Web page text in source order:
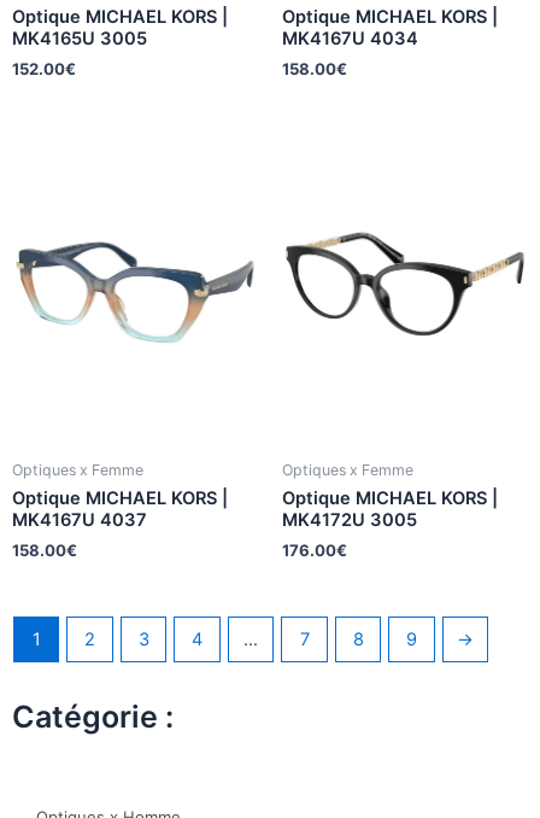
Optique MICHAEL KORS |
MK4165U 3005
152.00€
Optique MICHAEL KORS |
MK4167U 4034
158.00€
Optiques x Femme
Optique MICHAEL KORS |
MK4167U 4037
158.00€
Optiques x Femme
Optique MICHAEL KORS |
MK4172U 3005
176.00€
1 2 3 4 … 7 8 9 →
Catégorie :